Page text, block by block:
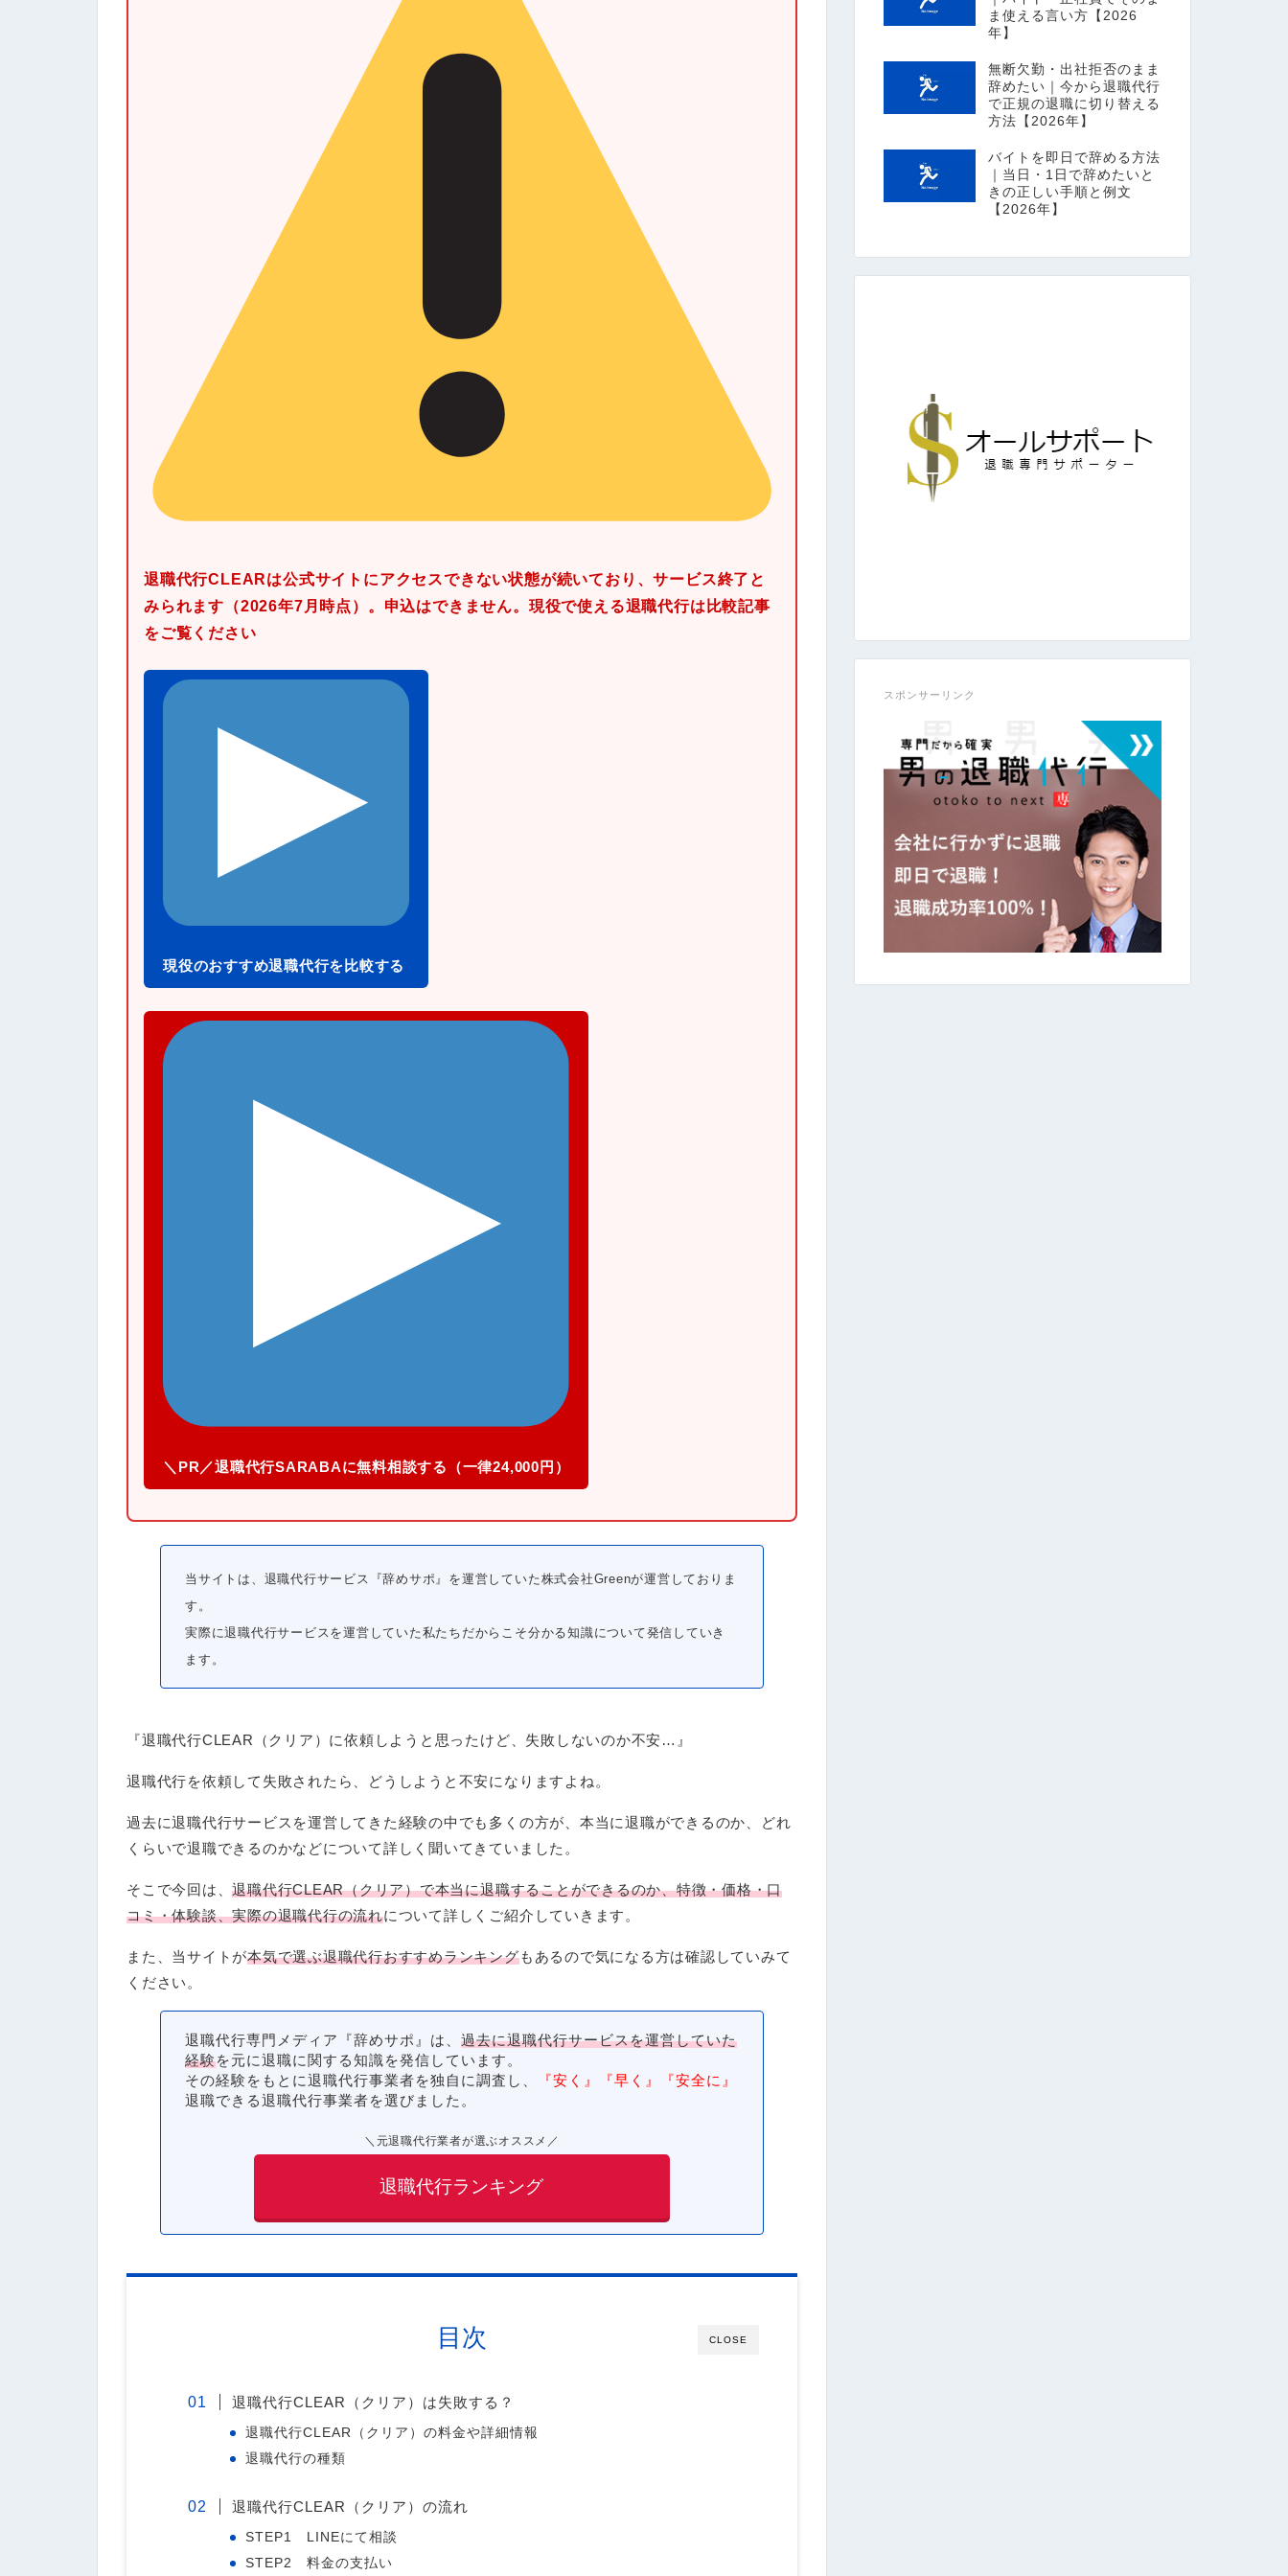
退職代行CLEARは公式サイトにアクセスできない状態が続いており、サービス終了と
みられます（2026年7月時点）。申込はできません。現役で使える退職代行は比較記事
をご覧ください
現役のおすすめ退職代行を比較する
＼PR／退職代行SARABAに無料相談する（一律24,000円）
当サイトは、退職代行サービス『辞めサポ』を運営していた株式会社Greenが運営しておりま
す。
実際に退職代行サービスを運営していた私たちだからこそ分かる知識について発信していき
ます。
『退職代行CLEAR（クリア）に依頼しようと思ったけど、失敗しないのか不安…』
退職代行を依頼して失敗されたら、どうしようと不安になりますよね。
過去に退職代行サービスを運営してきた経験の中でも多くの方が、本当に退職ができるのか、どれ
くらいで退職できるのかなどについて詳しく聞いてきていました。
そこで今回は、退職代行CLEAR（クリア）で本当に退職することができるのか、特徴・価格・口
コミ・体験談、実際の退職代行の流れについて詳しくご紹介していきます。
また、当サイトが本気で選ぶ退職代行おすすめランキングもあるので気になる方は確認していみて
ください。
退職代行専門メディア『辞めサポ 』は、 過去に退職代行サービスを運営していた
経験を元に退職に関する知識を発信しています。
その経験をもとに退職代行事業者を独自に調査し、
『安く』『早く』『安全に』
退職できる退職代行事業者を選びました。
＼元退職代行業者が選ぶオススメ／
退職代行ランキング
CLOSE
目次
退職代行CLEAR（クリア）は失敗する？
退職代行CLEAR（クリア）の料金や詳細情報
退職代行の種類
退職代行CLEAR（クリア）の流れ
STEP1 LINEにて相談
STEP2 料金の支払い
ま使える言い方【2026
年】
無断欠勤・出社拒否のまま
辞めたい｜今から退職代行
で正規の退職に切り替える
方法【2026年】
バイトを即日で辞める方法
｜当日・1日で辞めたいと
きの正しい手順と例文
【2026年】
スポンサーリンク